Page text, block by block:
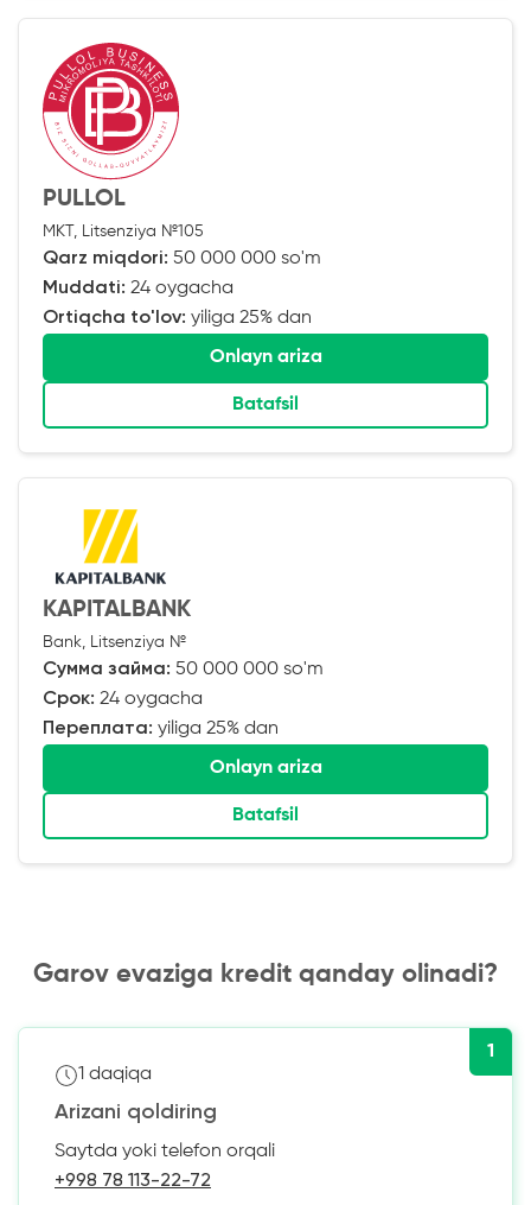
PULLOL
MKT, Litsenziya №105
Qarz miqdori: 50 000 000 so'm
Muddati: 24 oygacha
Ortiqcha to'lov: yiliga 25% dan
Onlayn ariza
Batafsil
KAPITALBANK
Bank, Litsenziya №
Сумма займа: 50 000 000 so'm
Срок: 24 oygacha
Переплата: yiliga 25% dan
Onlayn ariza
Batafsil
Garov evaziga kredit qanday olinadi?
1
1 daqiqa
Arizani qoldiring
Saytda yoki telefon orqali
+998 78 113-22-72